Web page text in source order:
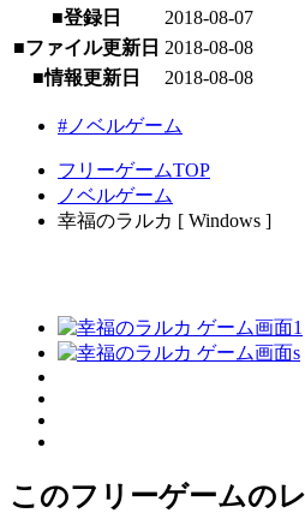
■登録日
2018-08-07
■ファイル更新日 2018-08-08
■情報更新日
2018-08-08
#ノベルゲーム
フリーゲームTOP
ノベルゲーム
幸福のラルカ [ Windows ]
このフリーゲームの